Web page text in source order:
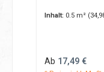
Inhalt: 0.5 m²
Regulärer Preis:
Ab 17,49 €